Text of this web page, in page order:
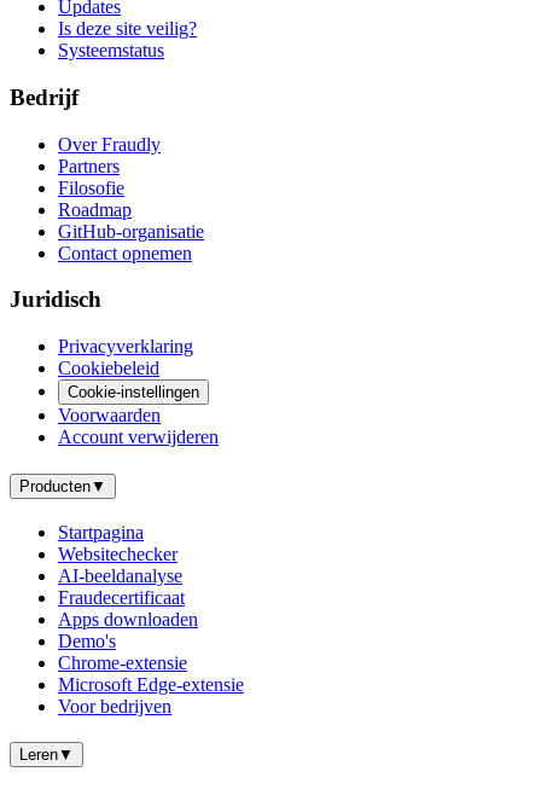
Updates
Is deze site veilig?
Systeemstatus
Bedrijf
Over Fraudly
Partners
Filosofie
Roadmap
GitHub-organisatie
Contact opnemen
Juridisch
Privacyverklaring
Cookiebeleid
Cookie-instellingen
Voorwaarden
Account verwijderen
Producten▼
Startpagina
Websitechecker
AI-beeldanalyse
Fraudecertificaat
Apps downloaden
Demo's
Chrome-extensie
Microsoft Edge-extensie
Voor bedrijven
Leren▼